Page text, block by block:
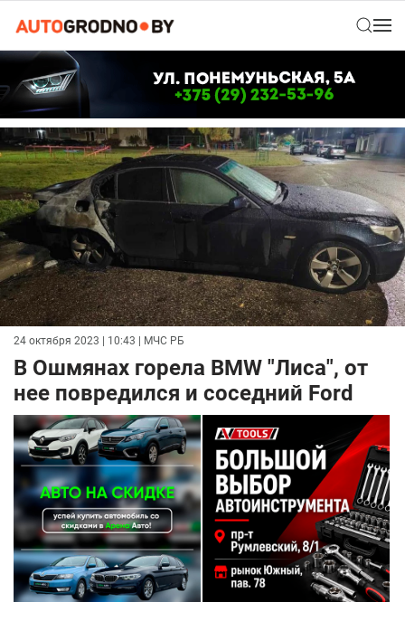
24 октября 2023 | 10:43 | МЧС РБ
В Ошмянах горела BMW "Лиса", от
нее повредился и соседний Ford